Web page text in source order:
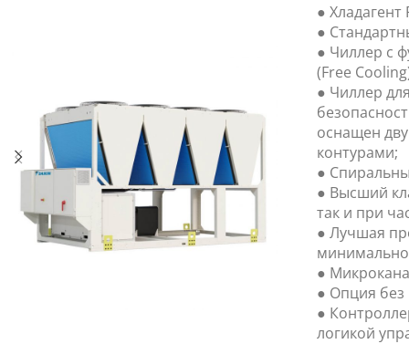
● Хладагент
●
● Чиллер с
(Free
● Чиллер
оснащен
контурами;
●
● Высший
так и при
● Лучшая
●
● Опция без
●
логикой